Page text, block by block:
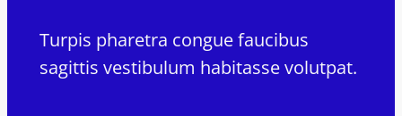
Turpis pharetra congue faucibus
sagittis vestibulum habitasse volutpat.